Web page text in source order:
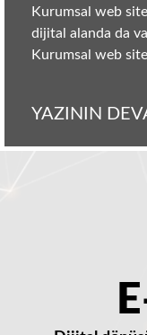
Kurumsal web
dijital alanda da var
Kurumsal web
YAZININ